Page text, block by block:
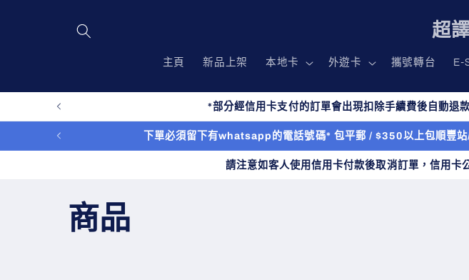
超
主頁 新品上架 本地卡 外遊卡 攜號轉台 E-
*部分經信用卡支付的訂單會出現扣除手續費後自動
下單必須留下有whatsapp的電話號碼* 包平郵 / $350以上包順豐
請注意如客人使用信用卡付款後取消訂單，信用
商
商品